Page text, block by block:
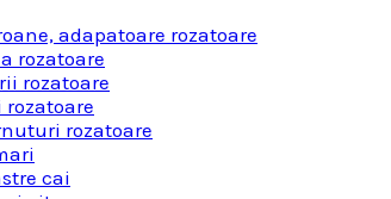
adapatoare rozatoare
rozatoare
rozatoare
rozatoare
rozatoare
cai